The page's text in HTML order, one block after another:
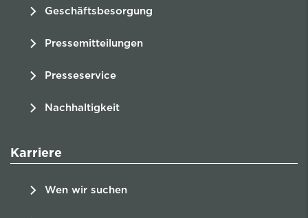
Geschäftsbesorgung
Pressemitteilungen
Presseservice
Nachhaltigkeit
Karriere
Wen wir suchen